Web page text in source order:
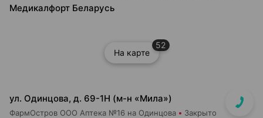
Медикалфорт Беларусь
На карте
52
ул. Одинцова, д. 69-1Н (м-н «Мила»)
ФармОстров ООО Аптека №16 на Одинцова Закрыто